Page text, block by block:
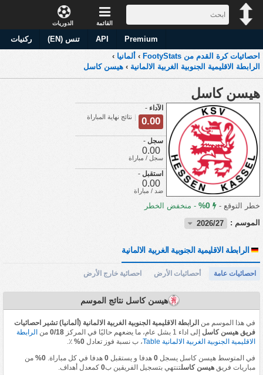
الدوريات القائمة
ركنيات تنس (EN) API
Premium
احصائيات كرة القدم من FootyStats
› ألمانيا ›
الرابطة الاقليمية الجنوبية الغربية الالمانية › هيسن كاسل
هيسن كاسل
الآداء -
0.00 نتائج نهاية المباراة
سجل -
0.00
سجل / مباراة
استقبل -
0.00
ضد / مباراة
خطر التوقع - 0%
- منخفض الخطر
الموسم :
2026/27
الرابطة الاقليمية الجنوبية الغربية الالمانية
احصائيات عامة أحصائيات الأرض احصائية خارج الأرض
هيسن كاسل نتائج الموسم
في هذا الموسم من
الرابطة الاقليمية الجنوبية الغربية الالمانية (ألمانيا) تشير احصائيات
فريق هيسن كاسل
إلى اداء 1 بشل عام، ما يضعهم حاليًا في المركز 0/18 من
الرابطة
الاقليمية الجنوبية الغربية الالمانية Table
، ب نسبة فوز تعادل0% ٪.
في المتوسط هيسن كاسل يسجل0 هدفا و يستقبل0 هدفا في كل مباراة.0%
من
مباريات فريقهيسن كاسلتنتهي بتسجيل الفريقين ب0 كمعدل أهداف.